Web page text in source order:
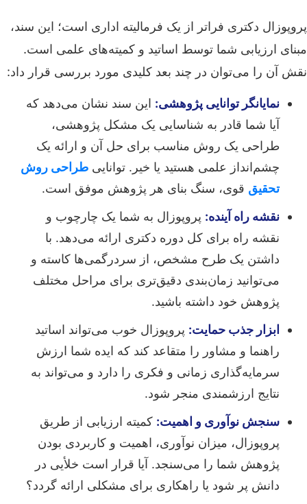
پروپوزال دکتری فراتر از یک فرمالیته اداری است؛ این سند،
مبنای ارزیابی شما توسط اساتید و کمیته‌های علمی است.
نقش آن را می‌توان در چند بعد کلیدی مورد بررسی قرار داد:
نمایانگر توانایی پژوهشی: این سند نشان می‌دهد که
آیا شما قادر به شناسایی یک مشکل پژوهشی،
طراحی یک روش مناسب برای حل آن و ارائه یک
چشم‌انداز علمی هستید یا خیر. توانایی طراحی روش
تحقیق قوی، سنگ بنای هر پژوهش موفق است.
نقشه راه آینده: پروپوزال به شما یک چارچوب و
نقشه راه برای کل دوره دکتری ارائه می‌دهد. با
داشتن یک طرح مشخص، از سردرگمی‌ها کاسته و
می‌توانید زمان‌بندی دقیق‌تری برای مراحل مختلف
پژوهش خود داشته باشید.
ابزار جذب حمایت: پروپوزال خوب می‌تواند اساتید
راهنما و مشاور را متقاعد کند که ایده شما ارزش
سرمایه‌گذاری زمانی و فکری را دارد و می‌تواند به
نتایج ارزشمندی منجر شود.
سنجش نوآوری و اهمیت: کمیته ارزیابی از طریق
پروپوزال، میزان نوآوری، اهمیت و کاربردی بودن
پژوهش شما را می‌سنجد. آیا قرار است خلأیی در
دانش پر شود یا راهکاری برای مشکلی ارائه گردد؟